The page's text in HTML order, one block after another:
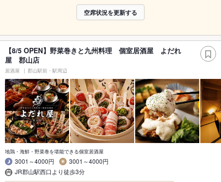
空席状況を更新する
【8/5 OPEN】野菜巻きと九州料理 個室居酒屋 よだれ
屋 郡山店
居酒屋 郡山駅前・駅周辺
地鶏・海鮮・野菜巻を堪能できる個室居酒屋
3001～4000円
3001～4000円
JR郡山駅西口より徒歩3分